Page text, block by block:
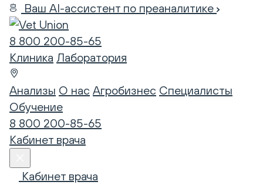
Ваш AI-ассистент по преаналитике
8 800 200-85-65
Клиника Лаборатория
Анализы О нас Агробизнес Специалисты
Обучение
8 800 200-85-65
Кабинет врача
Кабинет врача